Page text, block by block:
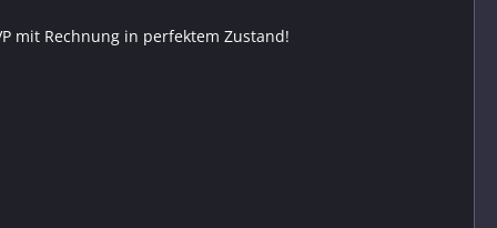
mit Rechnung in perfektem Zustand!